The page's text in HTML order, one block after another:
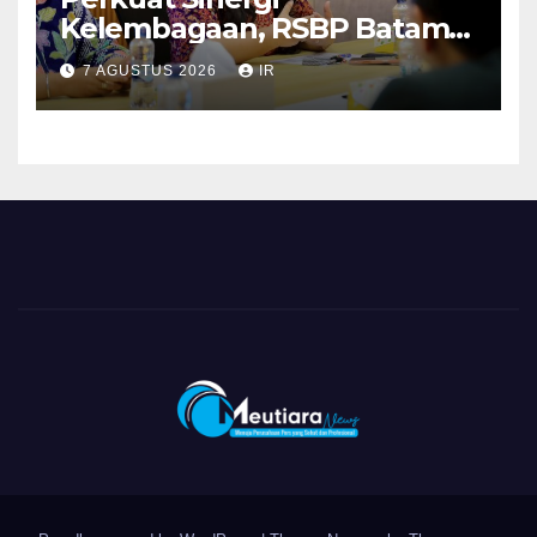
Kelembagaan, RSBP Batam
dan BPOM Pastikan
Pelayanan dan Ketersediaan
Obat Aman
7 AGUSTUS 2026 IR